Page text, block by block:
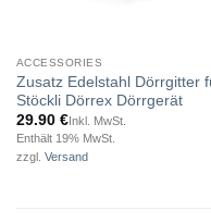
ACCESSORIES
Zusatz Edelstahl Dörrgitter
Stöckli Dörrex Dörrgerät
29.90 €Inkl. MwSt.
Enthält 19% MwSt.
zzgl. Versand